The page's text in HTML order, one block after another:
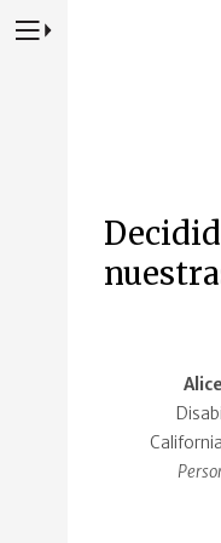
Presione para alternar la